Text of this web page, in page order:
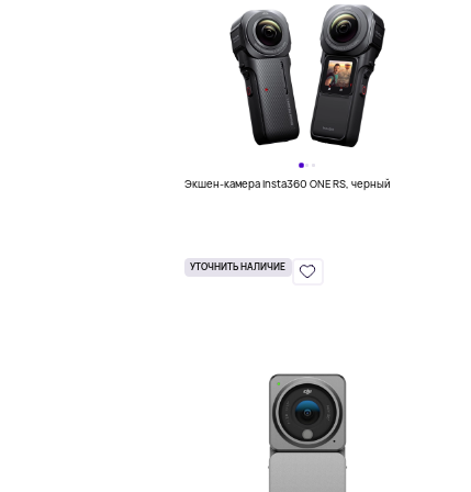
Экшен-камера insta360 ONE RS, черный
УТОЧНИТЬ НАЛИЧИЕ